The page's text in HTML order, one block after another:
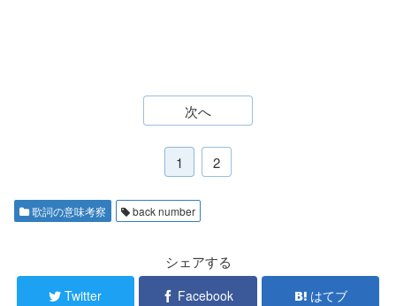
次へ
1 2
歌詞の意味考察 back number
シェアする
Twitter Facebook はてブ